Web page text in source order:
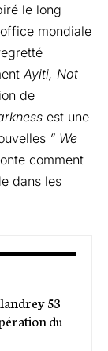
le long
mondiale
Ayiti, Not
de
est une
” We
comment
dans les
53
du